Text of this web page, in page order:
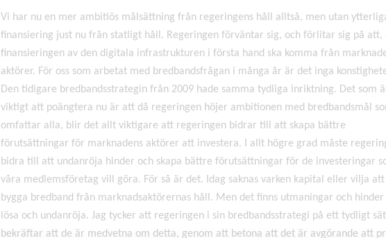
Vi har nu en mer ambitiös målsättning från regeringens håll alltså, men utan
finansiering just nu från statligt håll. Regeringen förväntar sig, och förlitar sig på att,
finansieringen av den digitala infrastrukturen i första hand ska komma från
aktörer. För oss som arbetat med bredbandsfrågan i många år är det inga
Den tidigare bredbandsstrategin från 2009 hade samma tydliga inriktning. Det som
viktigt att poängtera nu är att då regeringen höjer ambitionen med bredbandsmål
omfattar alla, blir det allt viktigare att regeringen bidrar till att skapa bättre
förutsättningar för marknadens aktörer att investera. I allt högre grad måste
bidra till att undanröja hinder och skapa bättre förutsättningar för de investeringar
våra medlemsföretag vill göra. För så är det. Idag saknas varken kapital eller vilja att
bygga bredband från marknadsaktörernas håll. Men det finns utmaningar och
lösa och undanröja. Jag tycker att regeringen i sin bredbandsstrategi på ett tydligt
bekräftar att de är medvetna om detta, genom att betona att det är avgörande att